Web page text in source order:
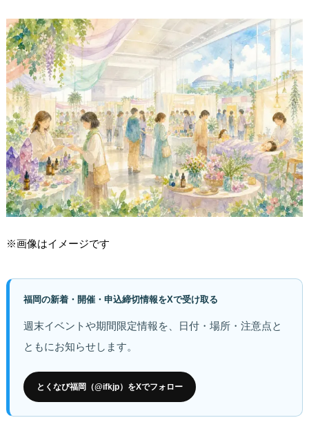
※画像はイメージです
福岡の新着・開催・申込締切情報をXで受け取る
週末イベントや期間限定情報を、日付・場所・注意点と
ともにお知らせします。
とくなび福岡（@ifkjp）をXでフォロー